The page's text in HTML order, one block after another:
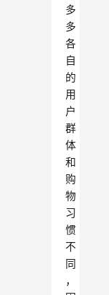
多
多
各
自
的
用
户
群
体
和
购
物
习
惯
不
同
，